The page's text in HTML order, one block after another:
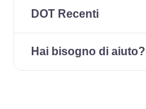
DOT Recenti
Hai bisogno di aiuto?